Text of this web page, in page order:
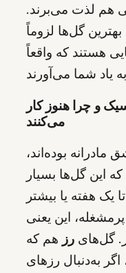
هم لذت می‌برند.
گل‌ها لزوماً
هستند که واقعاً
و چرا هنوز کار
می‌کنند
بوده‌اند،
این گل‌ها بسیار
یک هفته یا بیشتر
این یعنی
گل‌های رز هم که
به‌دنبال رزهای